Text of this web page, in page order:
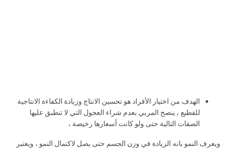
الهدف من اختيار الأفراد هو تحسين الانتاج وزيادة الكفاءة الانتاجية
للقطيع ، ينصح المربي بعدم شراء العجول التي لا تنطبق عليها
الصفات التالية حتى ولو كانت أسعارها رخيصة ،
ويعرف النمو بانه الزيادة في وزن الجسم حتى يصل لاكتمال النمو ، ويعتبر